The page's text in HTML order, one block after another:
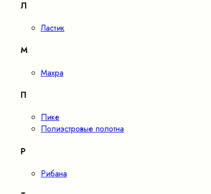
Л
Ластик
М
Махра
П
Пике
Полиэстровые полотна
Р
Рибана